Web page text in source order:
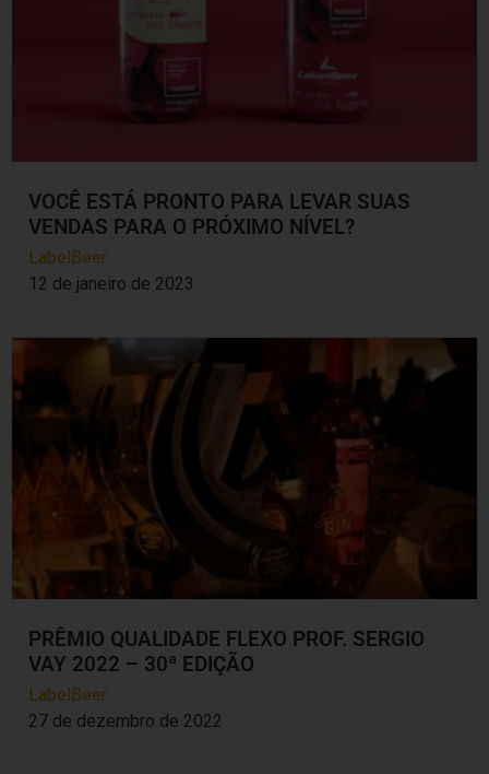
VOCÊ ESTÁ PRONTO PARA LEVAR SUAS
VENDAS PARA O PRÓXIMO NÍVEL?
LabelBeer
12 de janeiro de 2023
PRÊMIO QUALIDADE FLEXO PROF. SERGIO
VAY 2022 – 30ª EDIÇÃO
LabelBeer
27 de dezembro de 2022